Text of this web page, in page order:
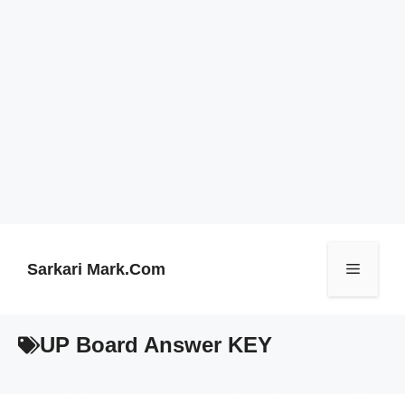
Sarkari Mark.Com Menu
UP Board Answer KEY